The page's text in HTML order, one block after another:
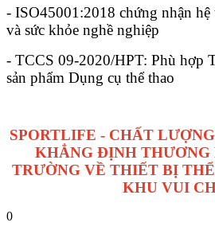
- ISO45001:2018 chứng nhận
và sức khỏe nghề nghiệp
- TCCS 09-2020/HPT: Phù hợp
sản phẩm Dụng cụ thể thao
SPORTLIFE - CHẤT
KHẲNG ĐỊNH THƯƠNG
TRƯỜNG VỀ THIẾT BỊ
KHU VUI
0